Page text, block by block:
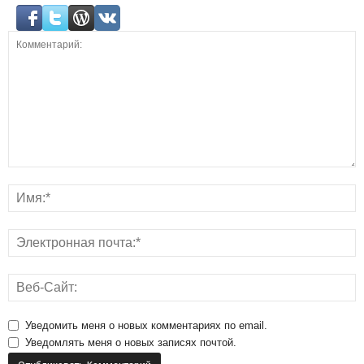
Уведомить меня о новых комментариях по email.
Уведомлять меня о новых записях почтой.